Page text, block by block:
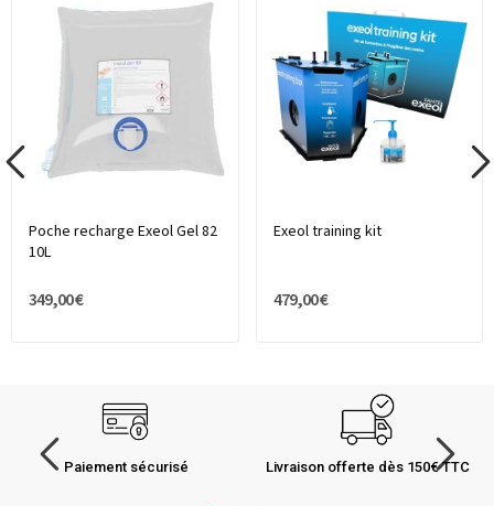
Poche recharge Exeol Gel 82
10L
349,00 €
Exeol training kit
479,00 €
Paiement sécurisé Livraison offerte dès 150€ TTC